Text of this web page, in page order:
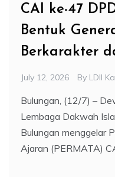
CAI ke-47
Bentuk
Berkarakter
July 12, 2026 By LDII
Bulungan, (12/7) –
Lembaga Dakwah
Bulungan menggelar
Ajaran (PERMATA)